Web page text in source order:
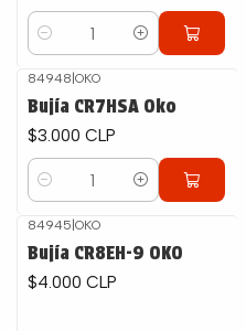
Cantidad
84948 OKO
Bujía CR7HSA Oko
$3.000 CLP
Cantidad
84945 OKO
Bujía CR8EH-9 OKO
$4.000 CLP